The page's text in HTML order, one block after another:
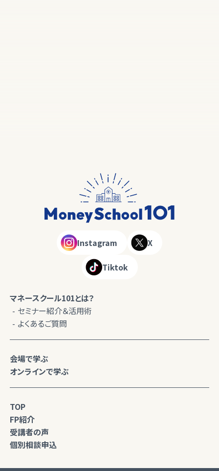
Instagram X
Tiktok
マネースクール101とは？
セミナー紹介＆活用術
よくあるご質問
会場で学ぶ
オンラインで学ぶ
TOP
FP紹介
受講者の声
個別相談申込